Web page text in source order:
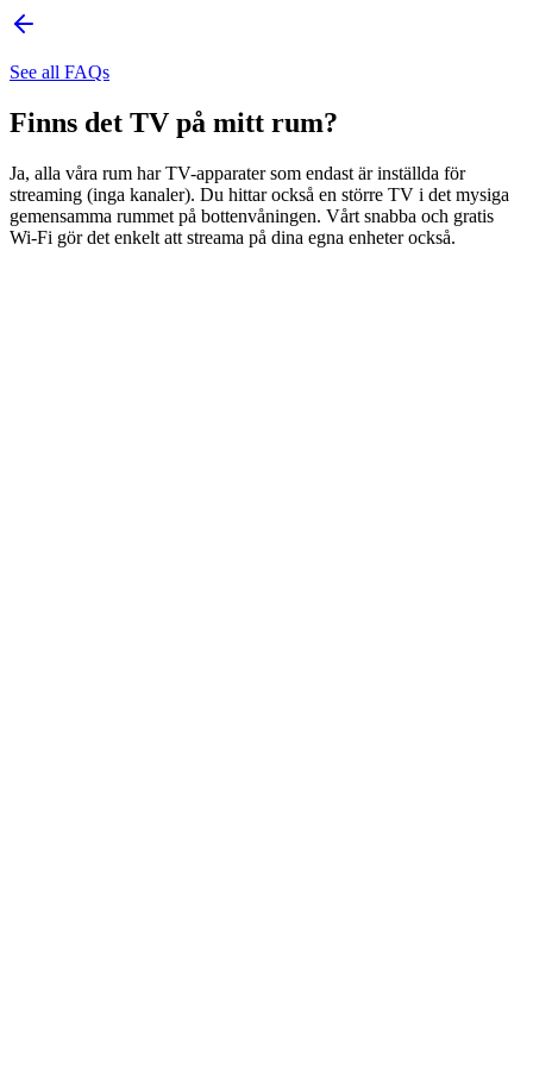
See all FAQs
Finns det TV på mitt rum?
Ja, alla våra rum har TV-apparater som endast är inställda för
streaming (inga kanaler). Du hittar också en större TV i det mysiga
gemensamma rummet på bottenvåningen. Vårt snabba och gratis
Wi-Fi gör det enkelt att streama på dina egna enheter också.